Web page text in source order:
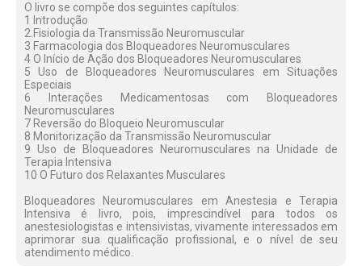
O livro se compõe dos seguintes capítulos:
1 Introdução
2.Fisiologia da Transmissão Neuromuscular
3 Farmacologia dos Bloqueadores Neuromusculares
4 O Início de Ação dos Bloqueadores Neuromusculares
5 Uso de Bloqueadores Neuromusculares em Situações
Especiais
6 Interações Medicamentosas com Bloqueadores
Neuromusculares
7 Reversão do Bloqueio Neuromuscular
8 Monitorização da Transmissão Neuromuscular
9 Uso de Bloqueadores Neuromusculares na Unidade de
Terapia Intensiva
10 O Futuro dos Relaxantes Musculares
Bloqueadores Neuromusculares em Anestesia e Terapia
Intensiva é livro, pois, imprescindível para todos os
anestesiologistas e intensivistas, vivamente interessados em
aprimorar sua qualificação profissional, e o nível de seu
atendimento médico.